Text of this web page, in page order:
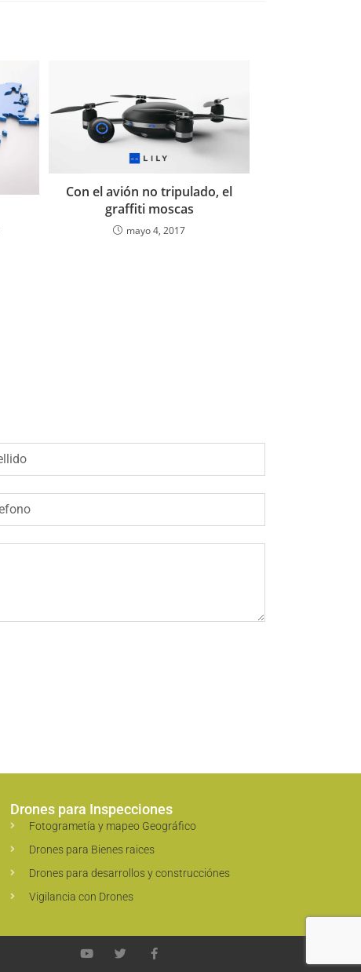
Con el avión no tripulado, el
graffiti moscas
mayo 4, 2017
Drones para Inspecciones
Fotogrametía y mapeo Geográfico
Drones para Bienes raices
Drones para desarrollos y construcciónes
Vigilancia con Drones